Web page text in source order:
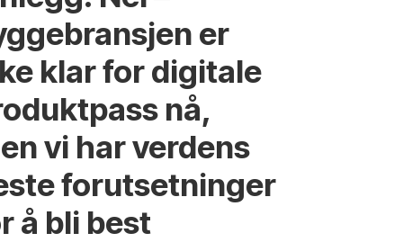
er
klar for digitale
nå,
vi har verdens
forutsetninger
å bli best